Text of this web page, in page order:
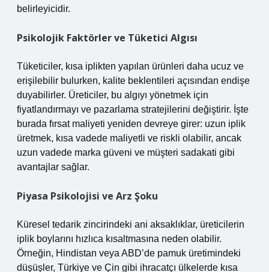
belirleyicidir.
Psikolojik Faktörler ve Tüketici Algısı
Tüketiciler, kısa iplikten yapılan ürünleri daha ucuz ve
erişilebilir bulurken, kalite beklentileri açısından endişe
duyabilirler. Üreticiler, bu algıyı yönetmek için
fiyatlandırmayı ve pazarlama stratejilerini değiştirir. İşte
burada fırsat maliyeti yeniden devreye girer: uzun iplik
üretmek, kısa vadede maliyetli ve riskli olabilir, ancak
uzun vadede marka güveni ve müşteri sadakati gibi
avantajlar sağlar.
Piyasa Psikolojisi ve Arz Şoku
Küresel tedarik zincirindeki ani aksaklıklar, üreticilerin
iplik boylarını hızlıca kısaltmasına neden olabilir.
Örneğin, Hindistan veya ABD’de pamuk üretimindeki
düşüşler, Türkiye ve Çin gibi ihracatçı ülkelerde kısa